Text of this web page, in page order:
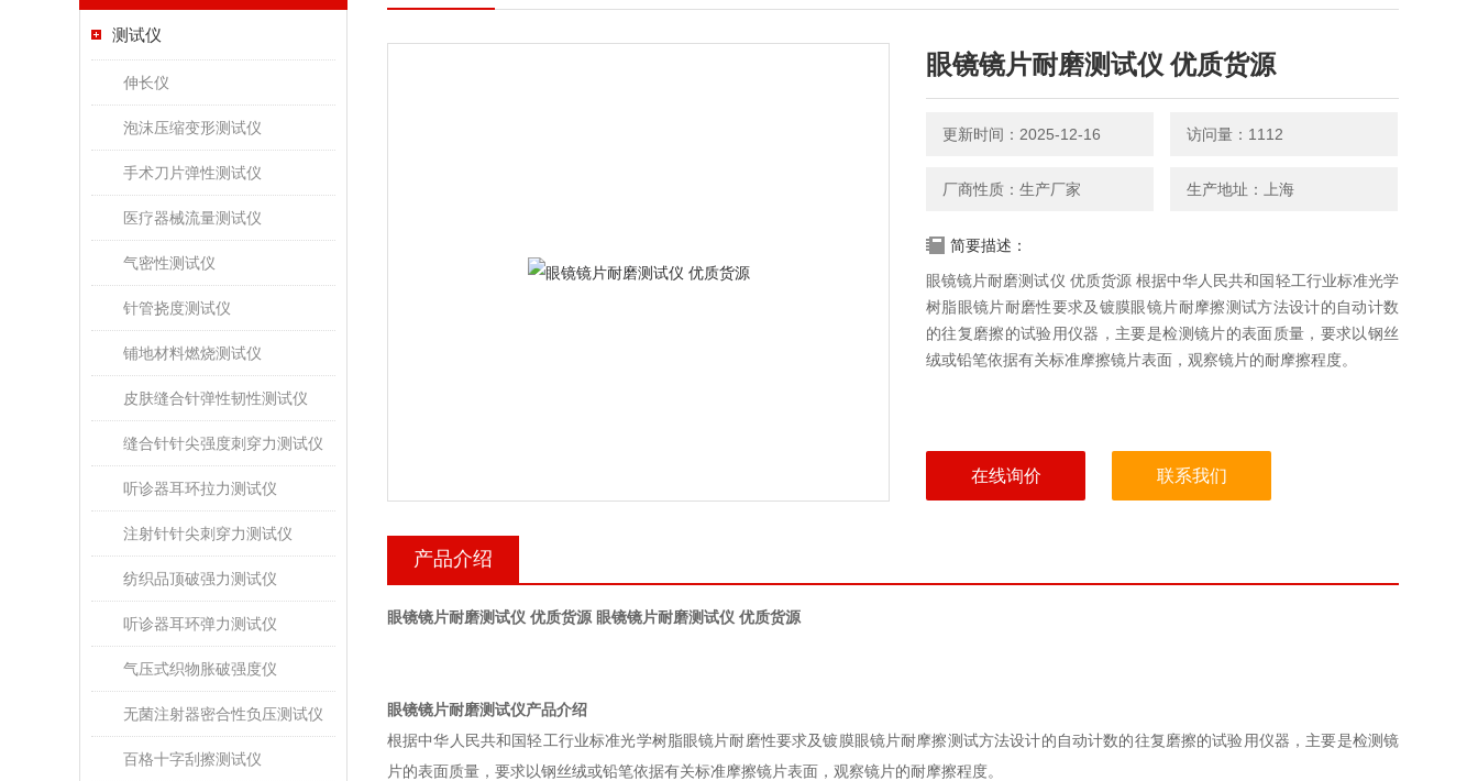
测试仪
伸长仪
泡沫压缩变形测试仪
手术刀片弹性测试仪
医疗器械流量测试仪
气密性测试仪
针管挠度测试仪
铺地材料燃烧测试仪
皮肤缝合针弹性韧性测试仪
缝合针针尖强度刺穿力测试仪
听诊器耳环拉力测试仪
注射针针尖刺穿力测试仪
纺织品顶破强力测试仪
听诊器耳环弹力测试仪
气压式织物胀破强度仪
无菌注射器密合性负压测试仪
百格十字刮擦测试仪
眼镜镜片耐磨测试仪 优质货源
更新时间：2025-12-16 访问量：1112
厂商性质：生产厂家 生产地址：上海
简要描述：
眼镜镜片耐磨测试仪 优质货源 根据中华人民共和国轻工行业标准光学
树脂眼镜片耐磨性要求及镀膜眼镜片耐摩擦测试方法设计的自动计数
的往复磨擦的试验用仪器，主要是检测镜片的表面质量，要求以钢丝
绒或铅笔依据有关标准摩擦镜片表面，观察镜片的耐摩擦程度。
在线询价 联系我们
产品介绍
眼镜镜片耐磨测试仪 优质货源 眼镜镜片耐磨测试仪 优质货源
眼镜镜片耐磨测试仪产品介绍
根据中华人民共和国轻工行业标准光学树脂眼镜片耐磨性要求及镀膜眼镜片耐摩擦测试方法设计的自动计数的往复磨擦的试验用仪器，主要是检测镜
片的表面质量，要求以钢丝绒或铅笔依据有关标准摩擦镜片表面，观察镜片的耐摩擦程度。